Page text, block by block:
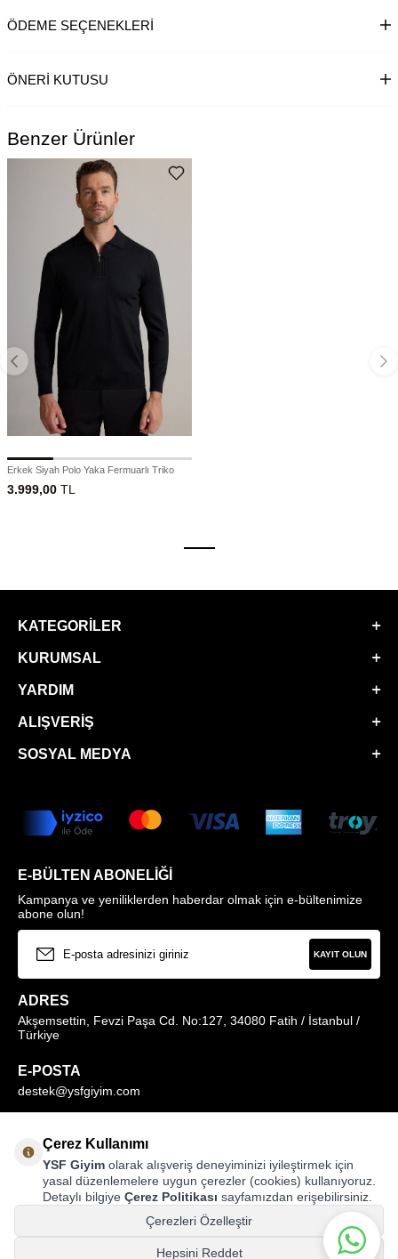
ÖDEME SEÇENEKLERI
ÖNERI KUTUSU
Benzer Ürünler
Erkek Siyah Polo Yaka Fermuarlı Triko
3.999,00 TL
KATEGORILER
KURUMSAL
YARDIM
ALIŞVERIŞ
SOSYAL MEDYA
E-BÜLTEN ABONELIĞI
Kampanya ve yeniliklerden haberdar olmak için e-bültenimize
abone olun!
KAYIT OLUN
ADRES
Akşemsettin, Fevzi Paşa Cd. No:127, 34080 Fatih / İstanbul /
Türkiye
E-POSTA
destek@ysfgiyim.com
0850 259 1373
MAĞAZALARIMIZ
Çerez Kullanımı
YSF Giyim olarak alışveriş deneyiminizi iyileştirmek için
yasal düzenlemelere uygun çerezler (cookies) kullanıyoruz.
Detaylı bilgiye Çerez Politikası sayfamızdan erişebilirsiniz.
Çerezleri Özelleştir
Hepsini Reddet